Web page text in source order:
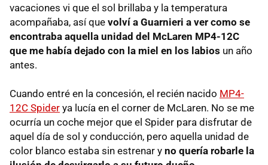
vacaciones vi que el sol brillaba y la temperatura
acompañaba, así que volví a Guarnieri a ver como se
encontraba aquella unidad del McLaren MP4-12C
que me había dejado con la miel en los labios un año
antes.
Cuando entré en la concesión, el recién nacido MP4-
12C Spider ya lucía en el corner de McLaren. No se me
ocurría un coche mejor que el Spider para disfrutar de
aquel día de sol y conducción, pero aquella unidad de
color blanco estaba sin estrenar y no quería robarle la